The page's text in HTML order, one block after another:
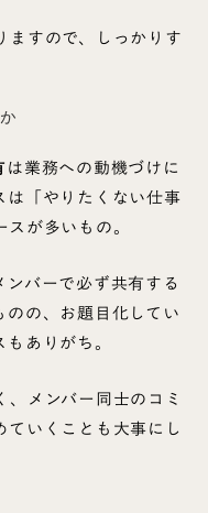
ますので、しっかりす
は業務への動機づけに
「やりたくない仕事
が多いもの。
バーで必ず共有する
の、お題目化してい
ありがち。
メンバー同士のコミ
いくことも大事にし